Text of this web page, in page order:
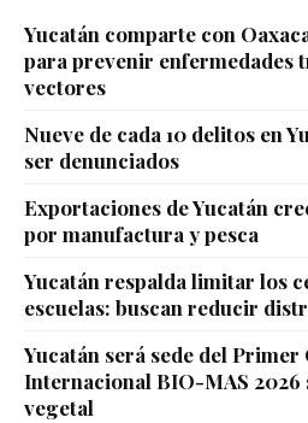
Yucatán comparte con
para prevenir enfermedades
vectores
Nueve de cada 10 delitos en
ser denunciados
Exportaciones de Yucatán
por manufactura y pesca
Yucatán respalda limitar los
escuelas: buscan reducir
Yucatán será sede del Primer
Internacional BIO-MAS
vegetal